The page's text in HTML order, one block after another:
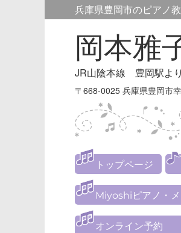
兵庫県豊岡市のピアノ
岡本雅
JR山陰本線 豊岡駅よ
〒668-0025 兵庫県豊岡市
トップページ
Miyoshiピアノ・
オンライン予約